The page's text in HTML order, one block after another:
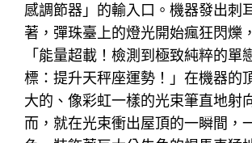
感調節器」的輸入口。機器發出刺
著，彈珠臺上的燈光開始瘋狂閃爍
「能量超載！檢測到極致純粹的單
標：提升天秤座運勢！」在機器的
大的、像彩虹一樣的光束筆直地射
而，就在光束衝出屋頂的一瞬間，